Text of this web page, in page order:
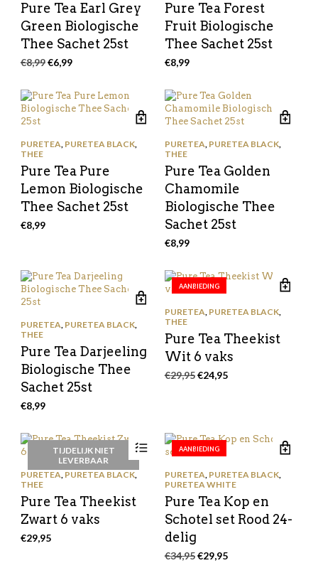
Pure Tea Earl Grey
Green Biologische
Thee Sachet 25st
€8,99Oorspronkelijke
€8,99.
€6,99Huidige
€6,99.
Pure Tea Forest
Fruit Biologische
Thee Sachet 25st
€8,99
PURETEA, PURETEA BLACK,
THEE
Pure Tea Pure
Lemon Biologische
Thee Sachet 25st
€8,99
PURETEA, PURETEA BLACK,
THEE
Pure Tea Golden
Chamomile
Biologische Thee
Sachet 25st
€8,99
PURETEA, PURETEA BLACK,
THEE
Pure Tea Darjeeling
Biologische Thee
Sachet 25st
€8,99
AANBIEDING
PURETEA, PURETEA BLACK,
THEE
Pure Tea Theekist
Wit 6 vaks
€29,95Oorspronkelijke
€24,95Huidige
TIJDELIJK NIET
LEVERBAAR
PURETEA, PURETEA BLACK,
THEE
Pure Tea Theekist
Zwart 6 vaks
€29,95
AANBIEDING
PURETEA, PURETEA BLACK,
PURETEA WHITE
Pure Tea Kop en
Schotel set Rood 24-
delig
€34,95Oorspronkelijke
€29,95Huidige